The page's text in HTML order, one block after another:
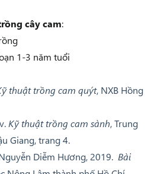
cây cam:
1-3 năm tuổi
thuật trồng cam quýt, NXB Hồng
Kỹ thuật trồng cam sành, Trung
Giang, trang 4.
Diễm Hương, 2019. Bài